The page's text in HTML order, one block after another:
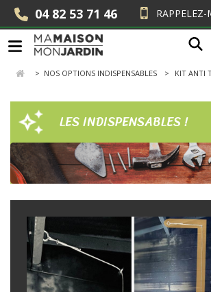
04 82 53 71 46 RAPPELEZ-
> NOS OPTIONS INDISPENSABLES KIT ANTI
LES INDISPENSABLES !